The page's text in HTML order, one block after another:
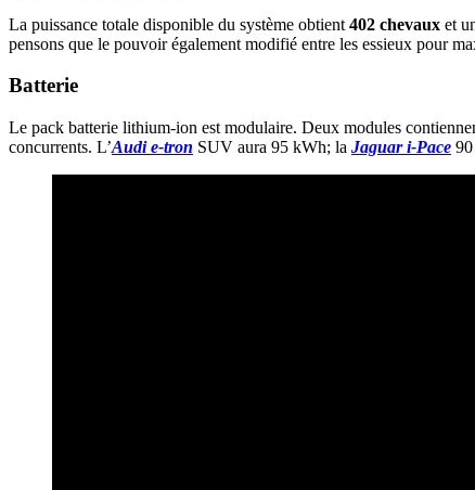
La puissance totale disponible du système obtient 402 chevaux et
pensons que le pouvoir également modifié entre les essieux pour
Batterie
Le pack batterie lithium-ion est modulaire. Deux modules
concurrents. L’Audi e-tron SUV aura 95 kWh; la Jaguar i-Pace